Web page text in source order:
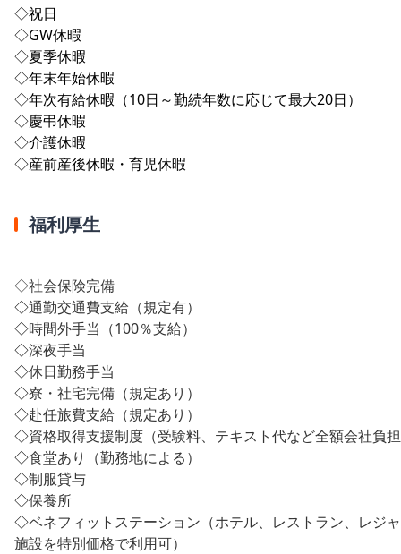
◇祝日
◇GW休暇
◇夏季休暇
◇年末年始休暇
◇年次有給休暇（10日～勤続年数に応じて最大20日）
◇慶弔休暇
◇介護休暇
◇産前産後休暇・育児休暇
福利厚生
◇社会保険完備
◇通勤交通費支給（規定有）
◇時間外手当（100％支給）
◇深夜手当
◇休日勤務手当
◇寮・社宅完備（規定あり）
◇赴任旅費支給（規定あり）
◇資格取得支援制度（受験料、テキスト代など全額会社負
◇食堂あり（勤務地による）
◇制服貸与
◇保養所
◇ベネフィットステーション（ホテル、レストラン、レジ
施設を特別価格で利用可）